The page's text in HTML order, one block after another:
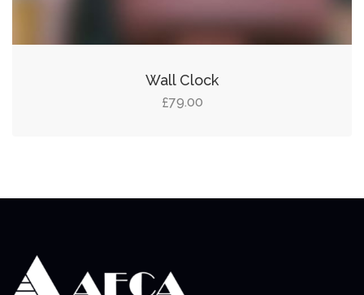
Wall Clock
£79.00